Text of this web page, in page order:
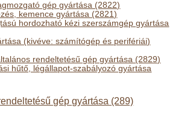
gép gyártása (2822)
kemence gyártása (2821)
hordozható kézi szerszámgép gyártása
(kivéve: számítógép és perifériái)
rendeltetésű gép gyártása (2829)
hűtő, légállapot-szabályozó gyártása
gép gyártása (289)